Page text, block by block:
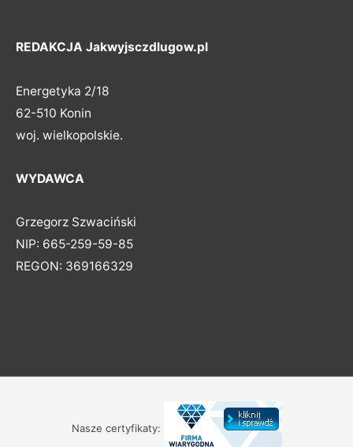
REDAKCJA Jakwyjsczdlugow.pl
Energetyka 2/18
62-510 Konin
woj. wielkopolskie.
WYDAWCA
Grzegorz Szwaciński
NIP: 665-259-59-85
REGON: 369166329
Nasze certyfikaty: